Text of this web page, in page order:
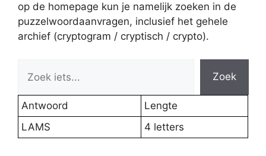
op de homepage kun je namelijk zoeken in de
puzzelwoordaanvragen, inclusief het gehele
archief (cryptogram / cryptisch / crypto).
Zoek
Antwoord
Lengte
LAMS
4 letters